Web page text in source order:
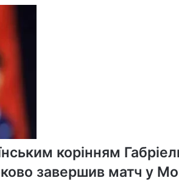
корінням
завершив матч у